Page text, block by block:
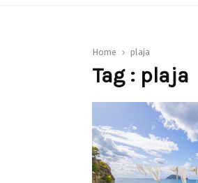
Home plaja
Tag : plaja